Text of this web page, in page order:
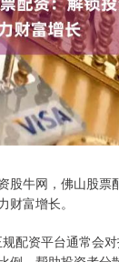
股牛网，佛山股票
富增长。
配资平台通常会